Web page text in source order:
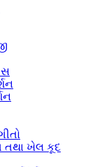
તથા ખેલ કૂદ